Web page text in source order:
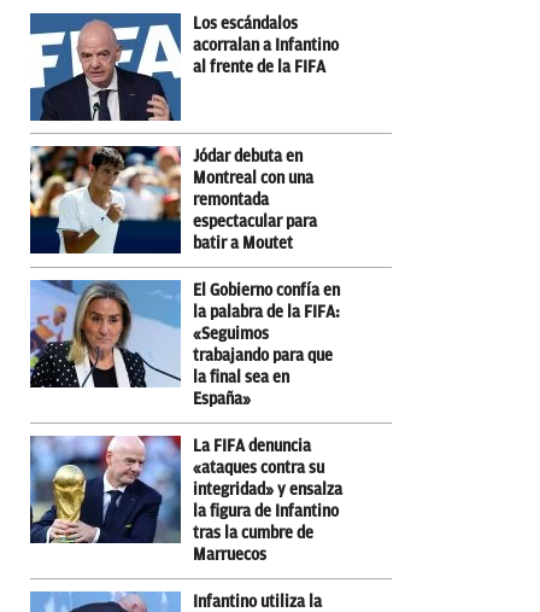
Los escándalos
acorralan a Infantino
al frente de la FIFA
Jódar debuta en
Montreal con una
remontada
espectacular para
batir a Moutet
El Gobierno confía en
la palabra de la FIFA:
«Seguimos
trabajando para que
la final sea en
España»
La FIFA denuncia
«ataques contra su
integridad» y ensalza
la figura de Infantino
tras la cumbre de
Marruecos
Infantino utiliza la